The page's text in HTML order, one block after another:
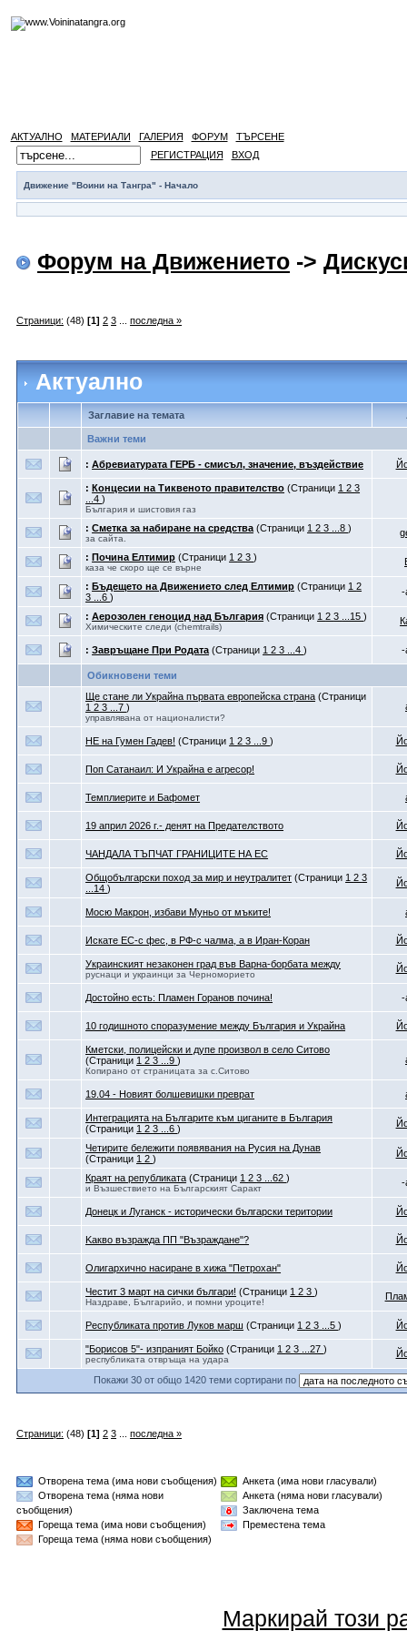
АКТУАЛНО МАТЕРИАЛИ ГАЛЕРИЯ ФОРУМ
ТЪРСЕНЕ
РЕГИСТРАЦИЯ
ВХОД
Движение "Воини на Тангра" - Начало
Форум на Движението ->
Страници: (48)[1] 2 3 ...последна »
Актуално
Заглавие на темата
Важни теми
:Абревиатурата ГЕРБ - смисъл, значение, въздействие
:Концесии на Тиквеното правителство (Страници 123
...4)
България и шистовия газ
:Сметка за набиране на средства (Страници 123 ...8)
за сайта.
:Почина Елтимир (Страници 123)
каза че скоро ще се върне
:Бъдещето на Движението след Елтимир (Страници 12
3
...6) -
:Аерозолен геноцид над България (Страници 123 ...15)
Химическите следи (chemtrails)
:Завръщане При Родата (Страници 123 ...4) -
Обикновени теми
Ще стане ли Украйна първата европейска страна (Страници
123 ...7)
управлявана от националисти?
НЕ на Гумен Гадев! (Страници 123 ...9)
Поп Сатанаил: И Украйна е агресор!
Темплиерите и Бафомет
19 април 2026 г.- денят на Предателството
ЧАНДАЛА ТЪПЧАТ ГРАНИЦИТЕ НА ЕС
Общобългарски поход за мир и неутралитет (Страници 123
...14)
Мосю Макрон, избави Муньо от мъките!
Искате ЕС-с фес, в РФ-с чалма, а в Иран-Коран
Украинският незаконен град във Варна-борбата между
руснаци и украинци за Черноморието
Достойно есть: Пламен Горанов почина! -
10 годишното споразумение между България и Украйна
Кметски, полицейски и дупе произвол в село Ситово
(Страници 123 ...9)
Копирано от страницата за с.Ситово
19.04 - Новият болшевишки преврат
Интеграцията на Българите към циганите в България
(Страници 123 ...6)
Четирите бележити появявания на Русия на Дунав
(Страници 12)
Краят на републиката (Страници 123 ...62)
и Възшествието на Българският Саракт
-
Донецк и Луганск - исторически български територии
Kaкво възражда ПП "Възраждане"?
Олигархично насиране в хижа "Петрохан"
Честит 3 март на сички българи! (Страници 123)
Наздраве, Българийо, и помни уроците!
Республиката против Луков марш (Страници 123 ...5)
"Борисов 5"- изпраният Бойко (Страници 123 ...27)
республиката отвръща на удара
Покажи 30 от общо 1420 теми сортирани по
Страници: (48)[1] 2 3 ...последна »
Отворена тема (има нови съобщения)
Отворена тема (няма нови
съобщения)
Гореща тема (има нови съобщения)
Гореща тема (няма нови съобщения)
Анкета (има нови гласували)
Анкета (няма нови гласували)
Заключена тема
Преместена тема
Маркирай този